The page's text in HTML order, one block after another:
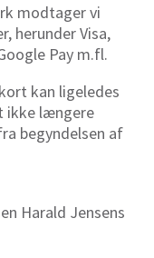
modtager vi
herunder Visa,
Pay m.fl.
kan ligeledes
ikke længere
begyndelsen af
Harald Jensens